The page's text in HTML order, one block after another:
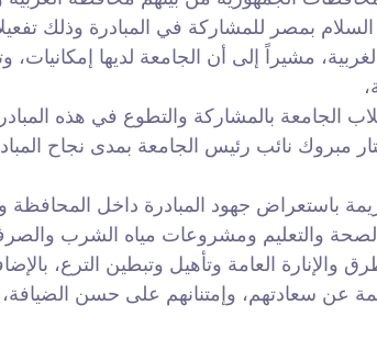
بمصر للمشاركة في المبادرة وذلك
مشيراً إلى أن الجامعة لديها
بالمشاركة والتطوع في هذه
مبروك نائب رئيس الجامعة بمدى نجاح
باستعراض جهود المبادرة داخل
والتعليم ومشروعات مياه الشرب
والإنارة العامة وتأهيل وتبطين الترع،
سعادتهم، وإمتنانهم على حسن الضيافة،